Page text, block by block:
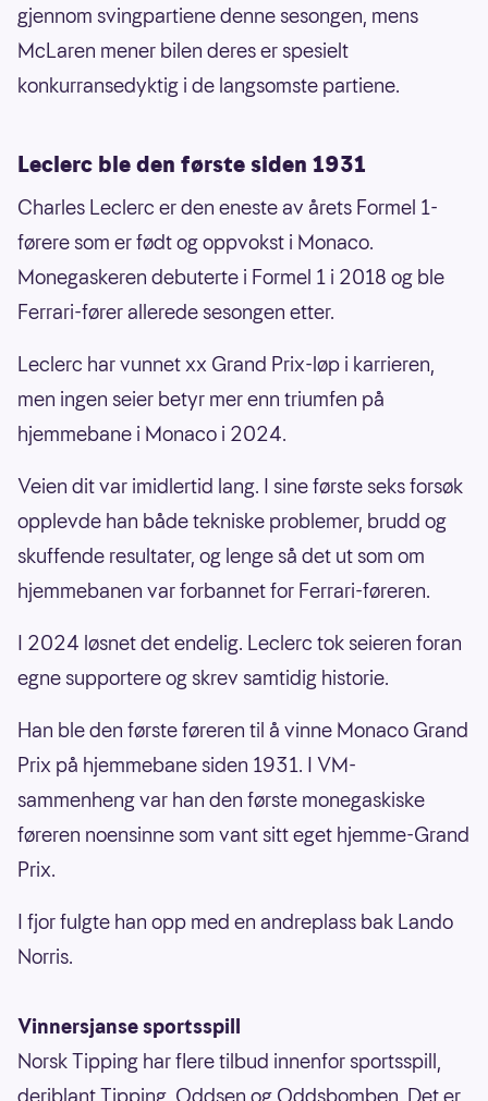
gjennom svingpartiene denne sesongen, mens
McLaren mener bilen deres er spesielt
konkurransedyktig i de langsomste partiene.
Leclerc ble den første siden 1931
Charles Leclerc er den eneste av årets Formel 1-
førere som er født og oppvokst i Monaco.
Monegaskeren debuterte i Formel 1 i 2018 og ble
Ferrari-fører allerede sesongen etter.
Leclerc har vunnet xx Grand Prix-løp i karrieren,
men ingen seier betyr mer enn triumfen på
hjemmebane i Monaco i 2024.
Veien dit var imidlertid lang. I sine første seks forsøk
opplevde han både tekniske problemer, brudd og
skuffende resultater, og lenge så det ut som om
hjemmebanen var forbannet for Ferrari-føreren.
I 2024 løsnet det endelig. Leclerc tok seieren foran
egne supportere og skrev samtidig historie.
Han ble den første føreren til å vinne Monaco Grand
Prix på hjemmebane siden 1931. I VM-
sammenheng var han den første monegaskiske
føreren noensinne som vant sitt eget hjemme-Grand
Prix.
I fjor fulgte han opp med en andreplass bak Lando
Norris.
Vinnersjanse sportsspill
Norsk Tipping har flere tilbud innenfor sportsspill,